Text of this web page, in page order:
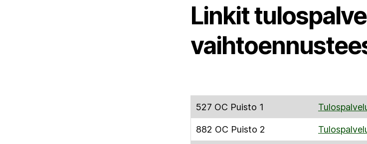
Linkit
527 OC Puisto 1
882 OC Puisto 2